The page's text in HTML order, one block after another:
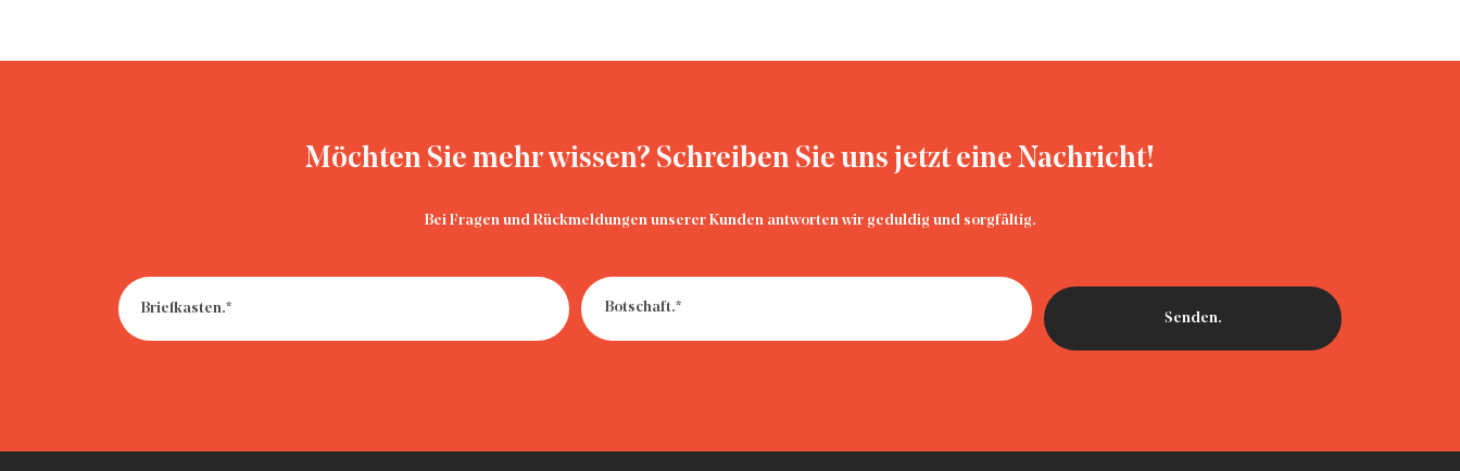
Möchten Sie mehr wissen? Schreiben Sie uns jetzt eine Nachricht!
Bei Fragen und Rückmeldungen unserer Kunden antworten wir geduldig und sorgfältig.
· Bis zu welchem ​​Alter sind die
rückwärtsgerichteten Sitzvorschriften für
Standard-Autositzen zusätzlichen Schutz